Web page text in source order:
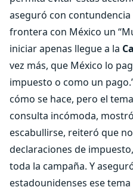
aseguró con
frontera con México un
iniciar apenas llegue a la
vez más, que México lo
impuesto o como un
cómo se hace, pero el
consulta incómoda,
escabullirse, reiteró que
declaraciones de
toda la campaña. Y
estadounidenses ese tema